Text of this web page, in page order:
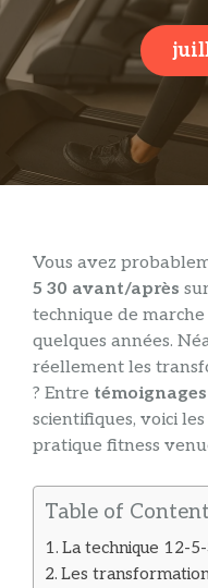
Vous avez
5 30 avant/après
technique de
quelques années.
réellement les
? Entre
scientifiques, voici
pratique fitness
Table of
La technique 12-
Les